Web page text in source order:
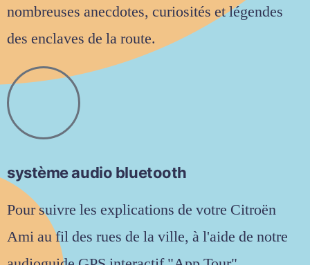
nombreuses anecdotes, curiosités et légendes
des enclaves de la route.
système audio bluetooth
Pour suivre les explications de votre Citroën
Ami au fil des rues de la ville, à l'aide de notre